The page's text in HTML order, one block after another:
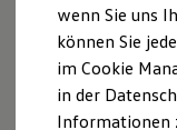
Schnell
Angebote und
Aktuelle
E-Auto-
Die
n der
wenn Sie uns
können Sie
im Cookie
in der
Informationen